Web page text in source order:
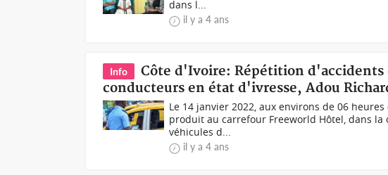
dans l...
il y a 4 ans
Info
Côte d'Ivoire: Répétition d'accidents
conducteurs en état d'ivresse, Adou
Le 14 janvier 2022, aux environs de 06
produit au carrefour Freeworld Hôtel, dans
véhicules d...
il y a 4 ans